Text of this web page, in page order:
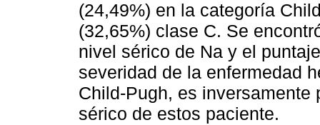
(24,49%) en la categoría
(32,65%) clase C. Se
nivel sérico de Na y el
severidad de la enfermedad
Child-Pugh, es
sérico de estos paciente.